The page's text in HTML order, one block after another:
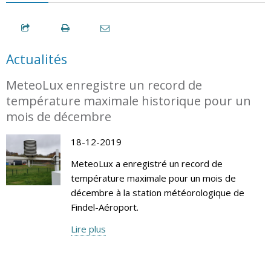
Actualités
MeteoLux enregistre un record de
température maximale historique pour un
mois de décembre
18-12-2019
MeteoLux a enregistré un record de
température maximale pour un mois de
décembre à la station météorologique de
Findel-Aéroport.
Lire plus